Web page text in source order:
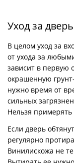
Уход за
В целом уход за
от ухода за
зависит в первую
окрашенную
нужно время от
сильных
Нельзя
Если дверь
регулярно
Винилискожа не